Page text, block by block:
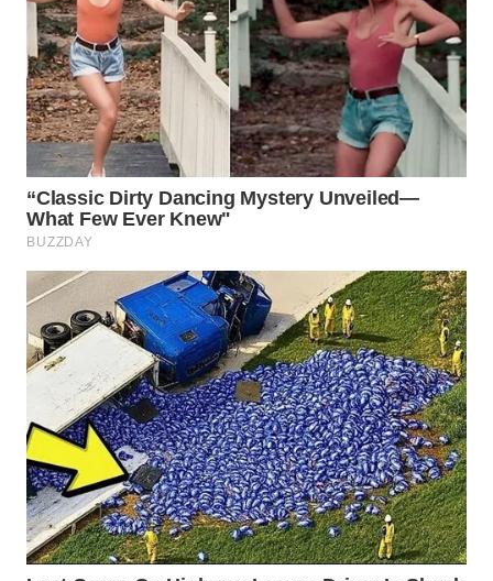
WAHANA
SELEB
WAHANA
PERSONA
WAHANA
OTOMOTIF
WAHANA
HEALTH
WAHANA
DESA
WISATA
LAPAK
WAHANA
Wahana
Network